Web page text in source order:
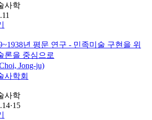
사학
년 평문 연구 - 민족미술 구현을 위
론을 중심으로
Jong-ju)
사학회
사학